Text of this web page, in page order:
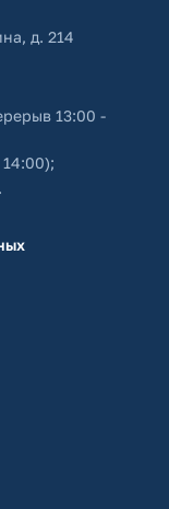
д. 214
13:00 -